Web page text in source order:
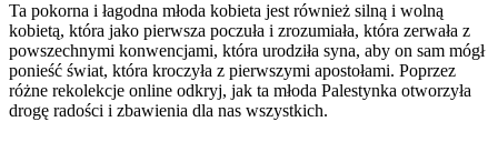
Ta pokorna i łagodna młoda kobieta jest również silną i wolną
kobietą, która jako pierwsza poczuła i zrozumiała, która zerwała z
powszechnymi konwencjami, która urodziła syna, aby on sam mógł
ponieść świat, która kroczyła z pierwszymi apostołami. Poprzez
różne rekolekcje online odkryj, jak ta młoda Palestynka otworzyła
drogę radości i zbawienia dla nas wszystkich.